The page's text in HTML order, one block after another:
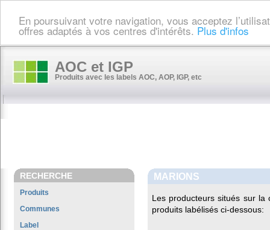
En poursuivant votre navigation, vous acceptez
offres adaptés à vos centres d'intérêts. Plus d'infos
AOC et IGP
Produits avec les labels AOC, AOP, IGP, etc
RECHERCHE
Produits
Communes
Label
MARIONS
Les producteurs situés sur la
produits labélisés ci-dessous: